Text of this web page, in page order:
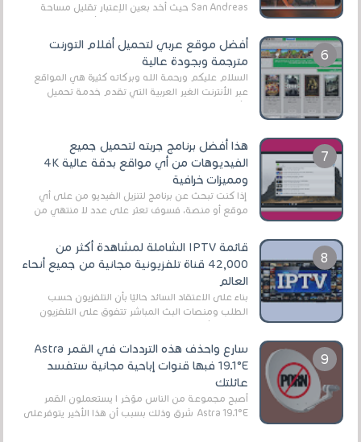
San Andreas حيث أخد بعين الإعتبار تقليل مساحة
أفضل موقع عربي لتحميل أفلام التورنت
مترجمة وبجودة عالية
السلام عليكم ورحمة الله وبركاته كثيرة هي المواقع
عبر الأنترنت الغير العربية التي تقدم خدمة تحميل
هذا أفضل برنامج جربته لتحميل جميع
الفيديوهات من أي مواقع بدقة عالية 4K
ومميزات خرافية
إذا كنت تبحث عن برنامج لتنزيل الفيديو من على أي
موقع أو منصة، فسوف تعثر على عدد لا منتهي من
قائمة IPTV الشاملة لمشاهدة أكثر من
42,000 قناة تلفزيونية مجانية من جميع أنحاء
العالم
بناءً على الاعتقاد السائد حاليًا بأن التلفزيون حسب
الطلب ومنصات البث المباشر تتفوق على التلفزيون
سارع واحذف هذه الترددات في القمر Astra
19.1°E فبها قنوات إباحية مجانية ستفسد
عائلتك
أصبح مجموعة من الناس مؤخر ا يستعملون القمر
Astra 19.1°E شرق وذلك بسبب أن هذا الأخير يتوفرعلى